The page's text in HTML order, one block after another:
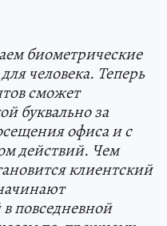
биометрические
человека. Теперь
сможет
буквально за
офиса и с
действий. Чем
клиентский
повседневной